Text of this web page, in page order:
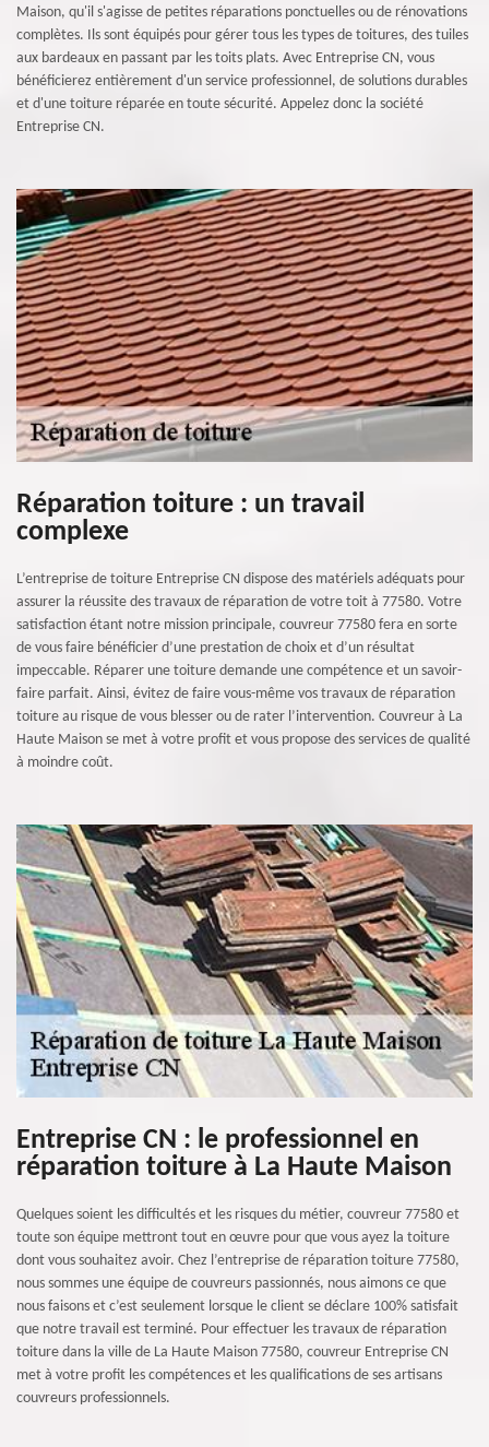
Maison, qu'il s'agisse de petites réparations ponctuelles ou de rénovations
complètes. Ils sont équipés pour gérer tous les types de toitures, des tuiles
aux bardeaux en passant par les toits plats. Avec Entreprise CN, vous
bénéficierez entièrement d'un service professionnel, de solutions durables
et d'une toiture réparée en toute sécurité. Appelez donc la société
Entreprise CN.
Réparation toiture : un travail
complexe
L’entreprise de toiture Entreprise CN dispose des matériels adéquats pour
assurer la réussite des travaux de réparation de votre toit à 77580. Votre
satisfaction étant notre mission principale, couvreur 77580 fera en sorte
de vous faire bénéficier d’une prestation de choix et d’un résultat
impeccable. Réparer une toiture demande une compétence et un savoir-
faire parfait. Ainsi, évitez de faire vous-même vos travaux de réparation
toiture au risque de vous blesser ou de rater l’intervention. Couvreur à La
Haute Maison se met à votre profit et vous propose des services de qualité
à moindre coût.
Entreprise CN : le professionnel en
réparation toiture à La Haute Maison
Quelques soient les difficultés et les risques du métier, couvreur 77580 et
toute son équipe mettront tout en œuvre pour que vous ayez la toiture
dont vous souhaitez avoir. Chez l’entreprise de réparation toiture 77580,
nous sommes une équipe de couvreurs passionnés, nous aimons ce que
nous faisons et c’est seulement lorsque le client se déclare 100% satisfait
que notre travail est terminé. Pour effectuer les travaux de réparation
toiture dans la ville de La Haute Maison 77580, couvreur Entreprise CN
met à votre profit les compétences et les qualifications de ses artisans
couvreurs professionnels.